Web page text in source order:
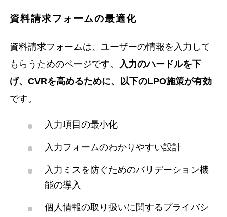
資料請求フォームの最適化
資料請求フォームは、ユーザーの情報を入力して
もらうためのページです。 入力のハードルを下
げ、CVRを高めるために、以下のLPO施策が有効
です。
入力項目の最小化
入力フォームのわかりやすい設計
入力ミスを防ぐためのバリデーション機
能の導入
個人情報の取り扱いに関するプライバシ